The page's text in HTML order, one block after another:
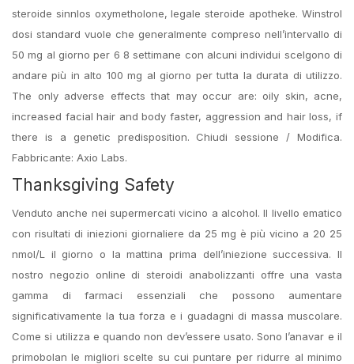
steroide sinnlos oxymetholone, legale steroide apotheke. Winstrol
dosi standard vuole che generalmente compreso nell’intervallo di
50 mg al giorno per 6 8 settimane con alcuni individui scelgono di
andare più in alto 100 mg al giorno per tutta la durata di utilizzo.
The only adverse effects that may occur are: oily skin, acne,
increased facial hair and body faster, aggression and hair loss, if
there is a genetic predisposition. Chiudi sessione / Modifica.
Fabbricante: Axio Labs.
Thanksgiving Safety
Venduto anche nei supermercati vicino a alcohol. Il livello ematico
con risultati di iniezioni giornaliere da 25 mg è più vicino a 20 25
nmol/L il giorno o la mattina prima dell’iniezione successiva. Il
nostro negozio online di steroidi anabolizzanti offre una vasta
gamma di farmaci essenziali che possono aumentare
significativamente la tua forza e i guadagni di massa muscolare.
Come si utilizza e quando non dev’essere usato. Sono l’anavar e il
primobolan le migliori scelte su cui puntare per ridurre al minimo